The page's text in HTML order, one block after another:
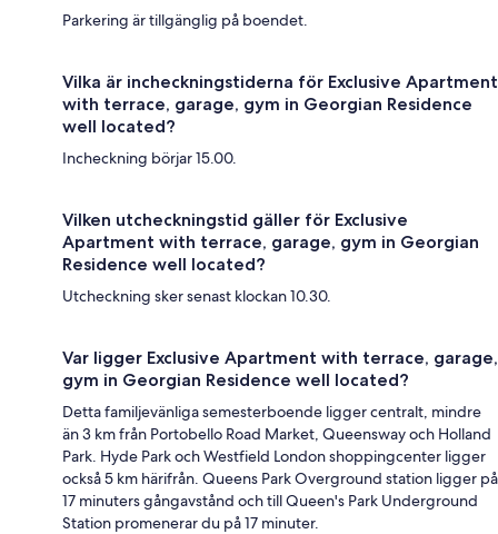
Parkering är tillgänglig på boendet.
Vilka är incheckningstiderna för Exclusive Apartment
with terrace, garage, gym in Georgian Residence
well located?
Incheckning börjar 15.00.
Vilken utcheckningstid gäller för Exclusive
Apartment with terrace, garage, gym in Georgian
Residence well located?
Utcheckning sker senast klockan 10.30.
Var ligger Exclusive Apartment with terrace, garage,
gym in Georgian Residence well located?
Detta familjevänliga semesterboende ligger centralt, mindre
än 3 km från Portobello Road Market, Queensway och Holland
Park. Hyde Park och Westfield London shoppingcenter ligger
också 5 km härifrån. Queens Park Overground station ligger på
17 minuters gångavstånd och till Queen's Park Underground
Station promenerar du på 17 minuter.